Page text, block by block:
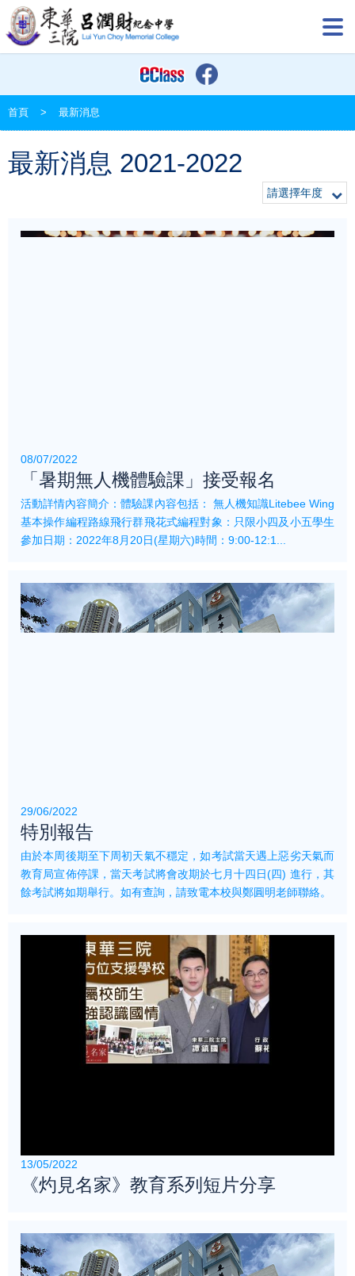
首頁 > 最新消息
最新消息 2021-2022
請選擇年度
08/07/2022
「暑期無人機體驗課」接受報名
活動詳情內容簡介：體驗課內容包括： 無人機知識Litebee Wing
基本操作編程路線飛行群飛花式編程對象：只限小四及小五學生
參加日期：2022年8月20日(星期六)時間：9:00-12:1...
29/06/2022
特別報告
由於本周後期至下周初天氣不穩定，如考試當天遇上惡劣天氣而
教育局宣佈停課，當天考試將會改期於七月十四日(四) 進行，其
餘考試將如期舉行。如有查詢，請致電本校與鄭圓明老師聯絡。
13/05/2022
《灼見名家》教育系列短片分享